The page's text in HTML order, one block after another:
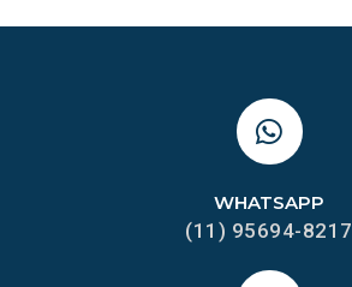
WHATSAPP
(11) 95694-8217